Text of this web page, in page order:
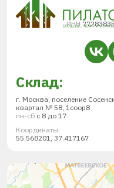
ИНН
Склад:
г. Москва, поселение
квартал № 58, 1соор8
пн-сб с 8 до 17
Координаты:
55.568201, 37.417167